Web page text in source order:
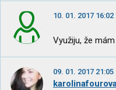
10. 01. 2017 16:02
Využiju, že
09. 01. 2017 21:05